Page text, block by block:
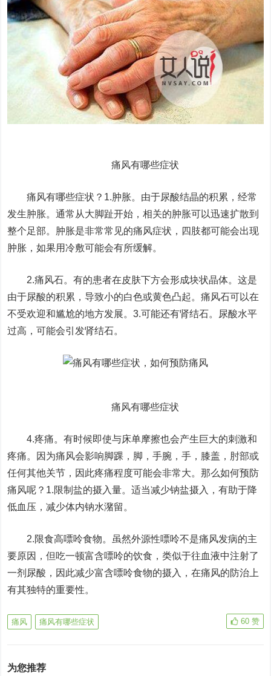
痛风有哪些症状
痛风有哪些症状？1.肿胀。由于尿酸结晶的积累，经常
发生肿胀。通常从大脚趾开始，相关的肿胀可以迅速扩散到
整个足部。肿胀是非常常见的痛风症状，四肢都可能会出现
肿胀，如果用冷敷可能会有所缓解。
2.痛风石。有的患者在皮肤下方会形成块状晶体。这是
由于尿酸的积累，导致小的白色或黄色凸起。痛风石可以在
不受欢迎和尴尬的地方发展。3.可能还有肾结石。尿酸水平
过高，可能会引发肾结石。
痛风有哪些症状​
4.疼痛。有时候即使与床单摩擦也会产生巨大的刺激和
疼痛。因为痛风会影响脚踝，脚，手腕，手，膝盖，肘部或
任何其他关节，因此疼痛程度可能会非常大。那么如何预防
痛风呢？1.限制盐的摄入量。适当减少钠盐摄入，有助于降
低血压，减少体内钠水潴留。
2.限食高嘌呤食物。虽然外源性嘌呤不是痛风发病的主
要原因，但吃一顿富含嘌呤的饮食，类似于往血液中注射了
一剂尿酸，因此减少富含嘌呤食物的摄入，在痛风的防治上
有其独特的重要性。
痛风 痛风有哪些症状 60 赞
为您推荐